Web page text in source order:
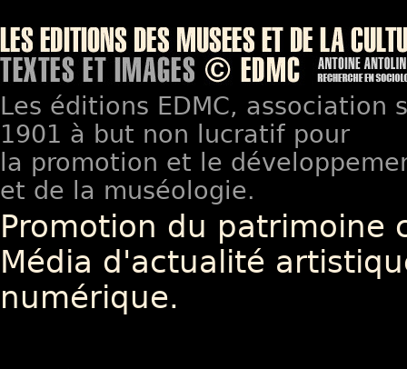
Les éditions EDMC, association
1901 à but non lucratif pour
la promotion et le
et de la muséologie.
Promotion du patrimoine
Média d'actualité
numérique.